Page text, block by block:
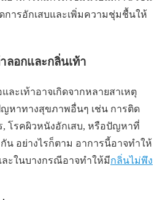
ารอักเสบและเพิ่มความชุ่มชื้นให้
ลอกและกลิ่นเท้า
ละเท้าอาจเกิดจากหลายสาเหตุ
หาทางสุขภาพอื่นๆ เช่น การติด
, โรคผิวหนังอักเสบ, หรือปัญหาที่
น อย่างไรก็ตาม อาการนี้อาจทำให้
ละในบางกรณีอาจทำให้มีกลิ่นไม่พึง